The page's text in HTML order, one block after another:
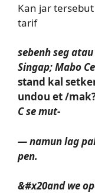
Kan jar
tarif
sebenh seg
Singap; Mabo
stand kal
undou et /
C se mut-
— namun lag
pen.
&#x20and we